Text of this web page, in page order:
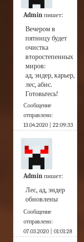
Admin пишет:
Вечером в
пятницу будет
очистка
второстепенных
миров:
ад, эндер, карьер,
лес, абис.
Готовьтесь!
Сообщение
отправлено:
13.04.2020 | 22:09:33
Admin пишет:
Лес, ад, эндер
обновлены
Сообщение
отправлено:
07.03.2020 | 01:01:28